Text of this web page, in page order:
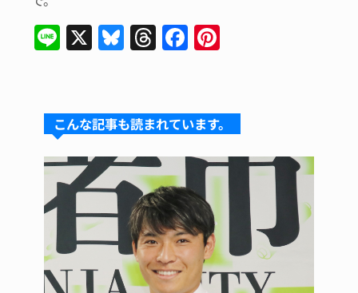
Li
n
X Bl
u
s
k
y
T
hr
a
d
s
F
a
e
b
o
o
k
re
st
こんな記事も読まれています。